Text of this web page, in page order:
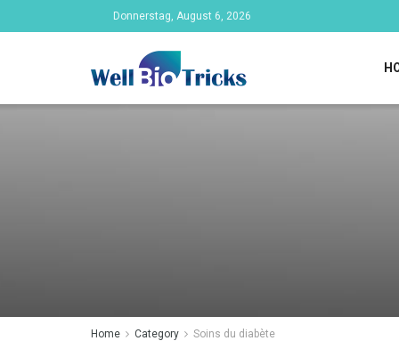
Donnerstag, August 6, 2026
Home Category Soins du diabète